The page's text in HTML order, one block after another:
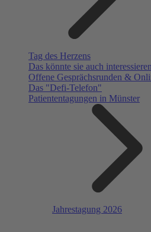
Tag des Herzens
Das könnte sie auch interessieren
Offene Gesprächsrunden &
Das "Defi-Telefon"
Patiententagungen in Münster
Jahrestagung 2026